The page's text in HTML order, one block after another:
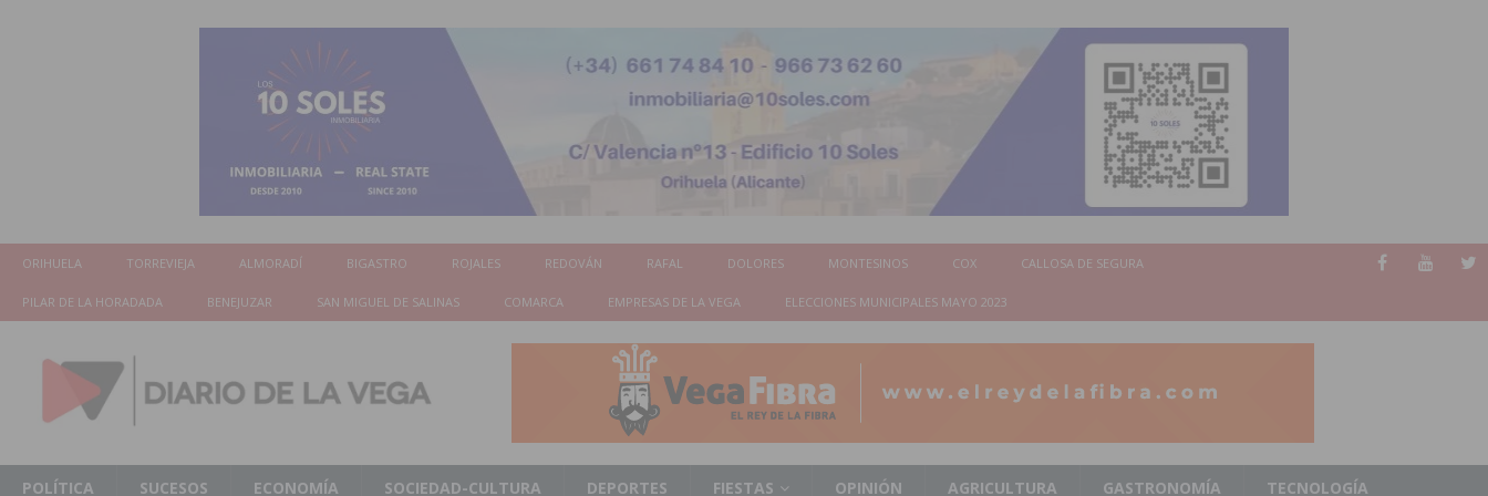
ORIHUELA TORREVIEJA ALMORADÍ BIGASTRO ROJALES REDOVÁN RAFAL DOLORES MONTESINOS COX CALLOSA DE SEGURA
PILAR DE LA HORADADA BENEJUZAR SAN MIGUEL DE SALINAS COMARCA EMPRESAS DE LA VEGA ELECCIONES MUNICIPALES MAYO 2023
POLÍTICA SUCESOS ECONOMÍA SOCIEDAD-CULTURA DEPORTES FIESTAS OPINIÓN AGRICULTURA GASTRONOMÍA TECNOLOGÍA